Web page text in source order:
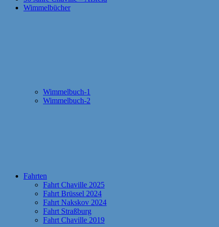
Wimmelbücher
Wimmelbuch-1
Wimmelbuch-2
Fahrten
Fahrt Chaville 2025
Fahrt Brüssel 2024
Fahrt Nakskov 2024
Fahrt Straßburg
Fahrt Chaville 2019